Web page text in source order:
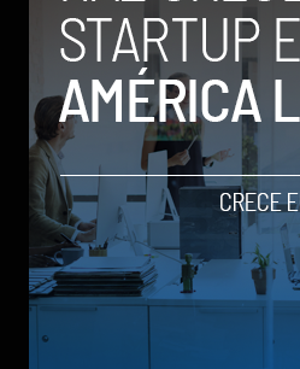
Qwen 3.8-Max, la nueva IA de
los modelos más poderosos
by Sergio Ramos
Actualidad
5 de agosto de 2026